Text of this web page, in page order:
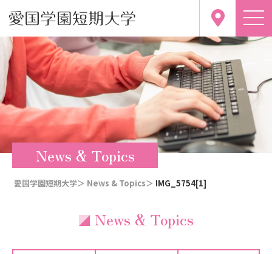
News & Topics
愛国学園短期大学＞ News & Topics＞ IMG_5754[1]
News & Topics